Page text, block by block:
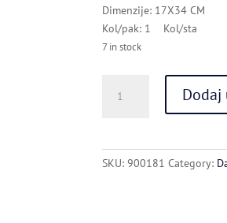
Dimenzije: 17X34 CM
Kol/pak: 1 Kol/sta
7 in stock
Dodaj
SKU:900181 Category: